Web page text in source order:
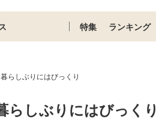
特集 ランキング
らしぶりにはびっくり
らしぶりにはびっくり